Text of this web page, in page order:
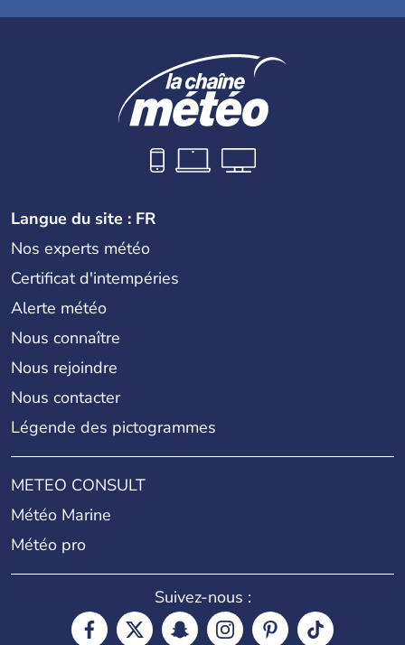
Langue du site : FR
Nos experts météo
Certificat d'intempéries
Alerte météo
Nous connaître
Nous rejoindre
Nous contacter
Légende des pictogrammes
METEO CONSULT
Météo Marine
Météo pro
Suivez-nous :